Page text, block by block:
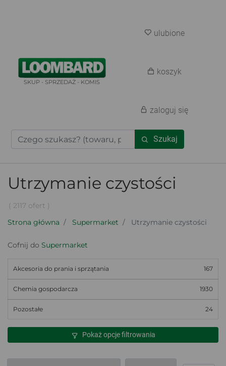
SKUP - SPRZEDAŻ - KOMIS
Szukaj
ulubione
koszyk
zaloguj się
Utrzymanie czystości
( 2117 ofert )
Strona główna
Supermarket Utrzymanie czystości
Cofnij do Supermarket
Akcesoria do prania i sprzątania 167
Chemia gospodarcza 1930
Pozostałe 24
Pokaż opcje filtrowania